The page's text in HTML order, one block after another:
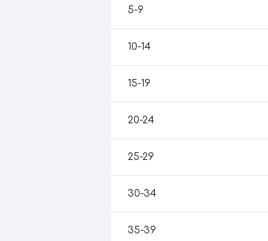
5-9
10-14
15-19
20-24
25-29
30-34
35-39